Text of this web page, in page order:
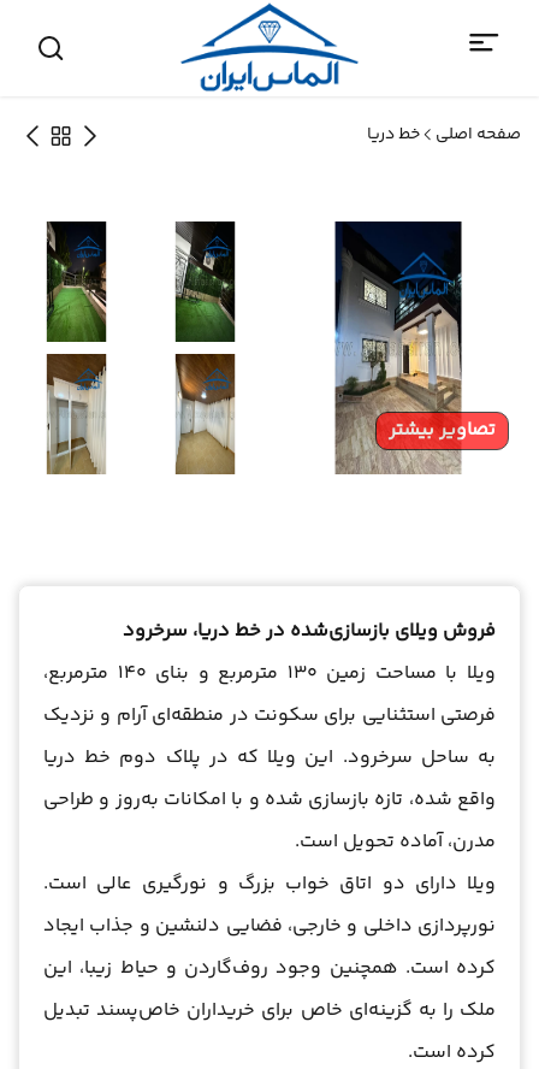
صفحه اصلی خط دریا
تصاویر بیشتر
فروش ویلای بازسازی‌شده در خط دریا، سرخرود
ویلا با مساحت زمین 130 مترمربع و بنای 140 مترمربع،
فرصتی استثنایی برای سکونت در منطقه‌ای آرام و نزدیک
به ساحل سرخرود. این ویلا که در پلاک دوم خط دریا
واقع شده، تازه بازسازی شده و با امکانات به‌روز و طراحی
مدرن، آماده تحویل است.
ویلا دارای دو اتاق خواب بزرگ و نورگیری عالی است.
نورپردازی داخلی و خارجی، فضایی دلنشین و جذاب ایجاد
کرده است. همچنین وجود روف‌گاردن و حیاط زیبا، این
ملک را به گزینه‌ای خاص برای خریداران خاص‌پسند تبدیل
کرده است.